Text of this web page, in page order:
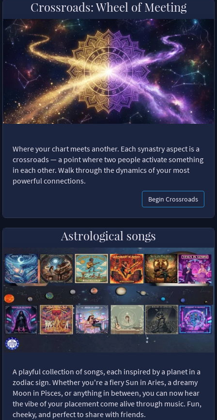
Crossroads: Wheel of Meeting
Where your chart meets another. Each synastry aspect is a
crossroads — a point where two people activate something
in each other. Walk through the dynamics of your most
powerful connections.
Begin Crossroads
Astrological songs
A playful collection of songs, each inspired by a planet in a
zodiac sign. Whether you're a fiery Sun in Aries, a dreamy
Moon in Pisces, or anything in between, you can now hear
the vibe of your placement come alive through music. Fun,
cheeky, and perfect to share with friends.